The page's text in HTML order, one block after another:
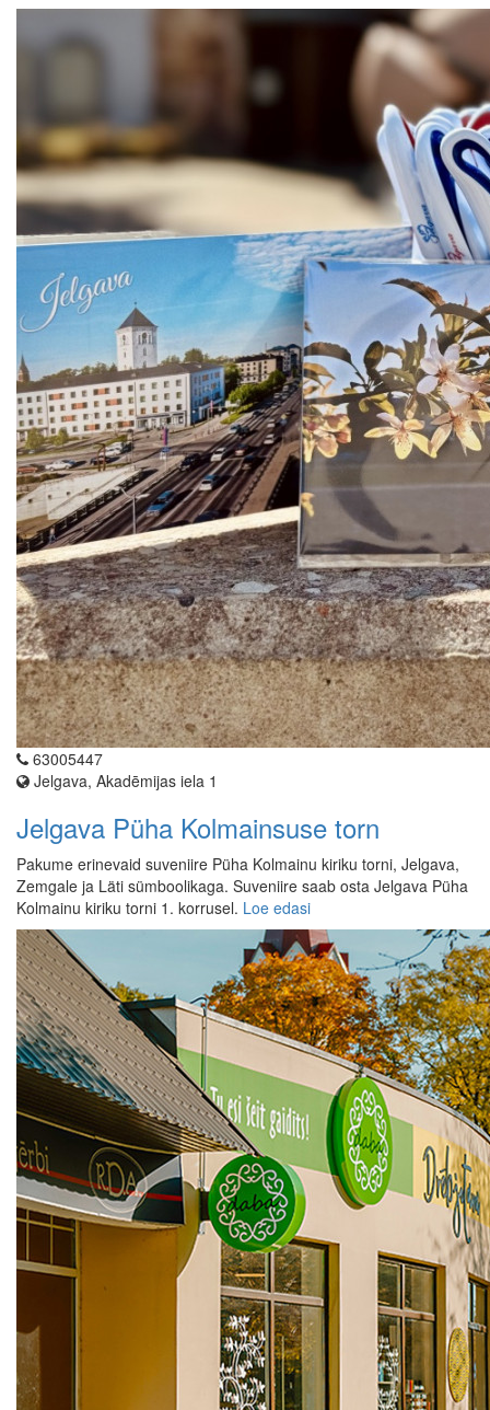
63005447
Jelgava, Akadēmijas iela 1
Jelgava Püha Kolmainsuse torn
Pakume erinevaid suveniire Püha Kolmainu kiriku torni, Jelgava,
Zemgale ja Läti sümboolikaga. Suveniire saab osta Jelgava Püha
Kolmainu kiriku torni 1. korrusel. Loe edasi